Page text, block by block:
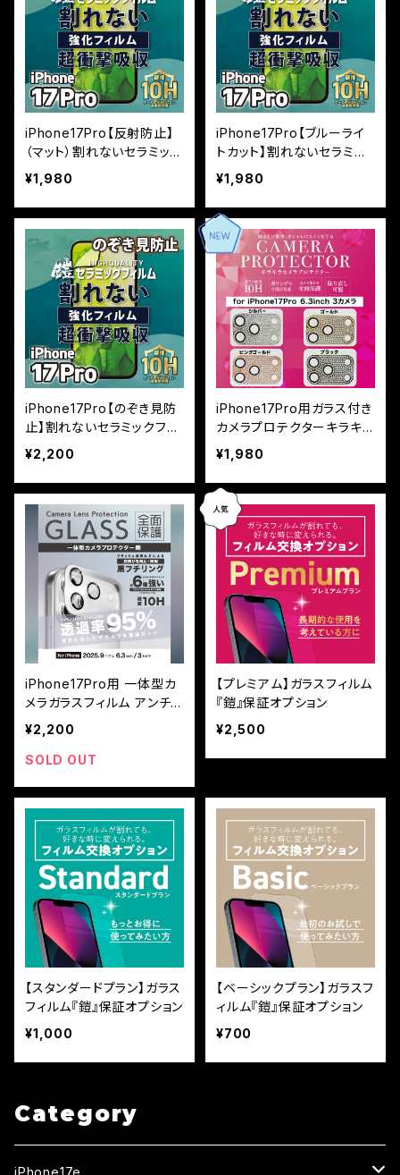
iPhone17Pro【反射防止】
（マット）割れないセラミック
フィルム『鎧』全面フルカバ
¥1,980
iPhone17Pro【ブルーライ
トカット】割れないセラミッ
クフィルム『鎧』全面フルカ
バー
¥1,980
iPhone17Pro【のぞき見防
止】割れないセラミックフィ
ルム『鎧』全面フルカバー
¥2,200
iPhone17Pro用ガラス付き
カメラプロテクターキラキラ
（カメラ保護フィルム）
¥1,980
iPhone17Pro用 一体型カ
メラガラスフィルム アンチリ
フレクション ブラック
¥2,200
SOLD OUT
【プレミアム】ガラスフィルム
『鎧』保証オプション
¥2,500
【スタンダードプラン】ガラス
フィルム『鎧』保証オプション
¥1,000
【ベーシックプラン】ガラスフ
ィルム『鎧』保証オプション
¥700
Category
iPhone17e